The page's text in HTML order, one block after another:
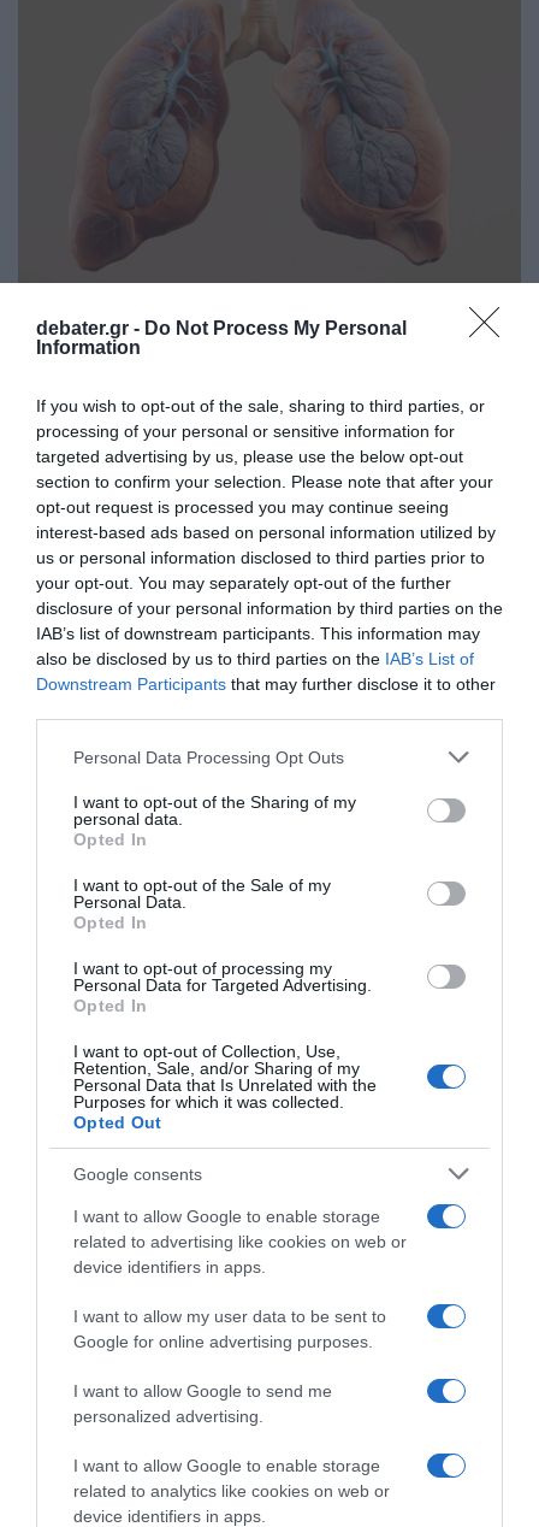
debater.gr - Do Not Process My Personal
Information
If you wish to opt-out of the sale, sharing to third parties, or
processing of your personal or sensitive information for
targeted advertising by us, please use the below opt-out
section to confirm your selection. Please note that after your
opt-out request is processed you may continue seeing
interest-based ads based on personal information utilized by
us or personal information disclosed to third parties prior to
your opt-out. You may separately opt-out of the further
disclosure of your personal information by third parties on the
IAB’s list of downstream participants. This information may
also be disclosed by us to third parties on the IAB’s List of
Downstream Participants that may further disclose it to other
Please note that this website/app uses one or more Google
not limited to your visit or usage behaviour. You may click to
grant or deny consent to Google and its third-party tags to
use your data for below specified purposes in below Google
consent section.
Personal Data Processing Opt Outs
I want to opt-out of the Sharing of my
personal data.
Opted In
I want to opt-out of the Sale of my
Personal Data.
Opted In
I want to opt-out of processing my
Personal Data for Targeted Advertising.
Opted In
I want to opt-out of Collection, Use,
Retention, Sale, and/or Sharing of my
Personal Data that Is Unrelated with the
Purposes for which it was collected.
Opted Out
Google consents
I want to allow Google to enable storage
related to advertising like cookies on web or
device identifiers in apps.
I want to allow my user data to be sent to
Google for online advertising purposes.
I want to allow Google to send me
personalized advertising.
I want to allow Google to enable storage
related to analytics like cookies on web or
device identifiers in apps.
ΥΓΕΙΑ
Τι είναι η κυστική ίνωση: Όσα πρέπει να
Αναστασία Τασούλα
Πού οφείλεται η ασθένεια
13.11.2025 - 09:41
ΕΛΛΑΔΑ
Αναστασία Τασούλα: Η μάχη με την κυστική
ίνωση και οι συγκινητικές αναρτήσεις – “Θα
ζήσω, γιατί δεν έχω πραγματοποιήσει το
μεγαλύτερο μου όνειρο”
Πέθανε, περιμένοντας τη δεύτερη μεταμόσχευση
πνεύμονα